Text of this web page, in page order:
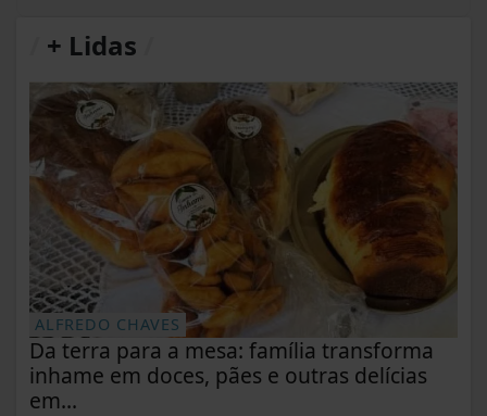
+ Lidas
ALFREDO CHAVES
Da terra para a mesa: família transforma
inhame em doces, pães e outras delícias
em...